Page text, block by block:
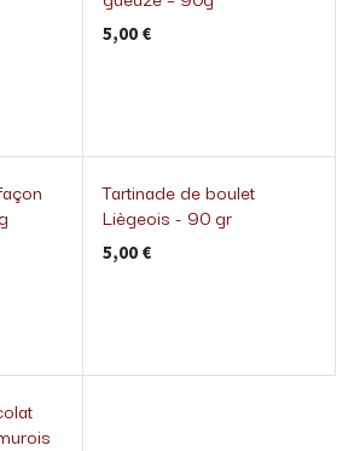
5,00€
Tartinade de boulet
Liègeois - 90 gr
5,00€